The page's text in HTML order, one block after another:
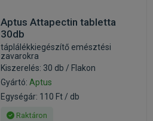
Aptus Attapectin tabletta
30db
táplálékkiegészítő emésztési
zavarokra
Kiszerelés: 30 db / Flakon
Gyártó: Aptus
Egységár: 110 Ft / db
Raktáron